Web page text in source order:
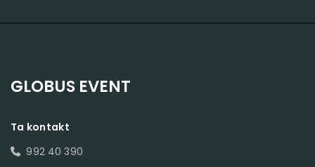
GLOBUS EVENT
Ta kontakt
 992 40 390